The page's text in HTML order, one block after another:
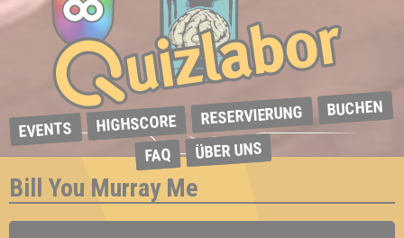
EVENTS HIGHSCORE RESERVIERUNG BUCHEN
FAQ ÜBER UNS
Bill You Murray Me